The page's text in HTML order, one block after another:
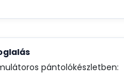
pántolókészletben: